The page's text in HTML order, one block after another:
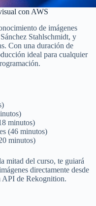
con AWS
de imágenes
Stahlschmidt, y
Con una duración de
ideal para cualquier
minutos)
(46 minutos)
minutos)
mitad del curso, te guiará
directamente desde
API de Rekognition.